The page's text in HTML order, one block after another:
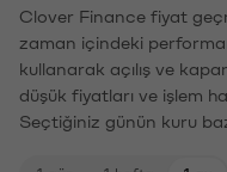
Clover Finance fiyat
zaman içindeki
kullanarak açılış ve
düşük fiyatları ve işlem
Seçtiğiniz günün kuru